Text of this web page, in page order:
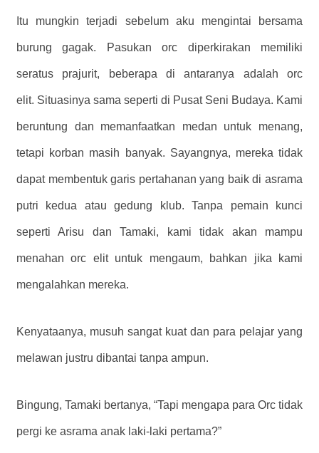
Itu mungkin terjadi sebelum aku mengintai bersama
burung gagak. Pasukan orc diperkirakan memiliki
seratus prajurit, beberapa di antaranya adalah orc
elit. Situasinya sama seperti di Pusat Seni Budaya. Kami
beruntung dan memanfaatkan medan untuk menang,
tetapi korban masih banyak. Sayangnya, mereka tidak
dapat membentuk garis pertahanan yang baik di asrama
putri kedua atau gedung klub. Tanpa pemain kunci
seperti Arisu dan Tamaki, kami tidak akan mampu
menahan orc elit untuk mengaum, bahkan jika kami
mengalahkan mereka.
Kenyataanya, musuh sangat kuat dan para pelajar yang
melawan justru dibantai tanpa ampun.
Bingung, Tamaki bertanya, “Tapi mengapa para Orc tidak
pergi ke asrama anak laki-laki pertama?”